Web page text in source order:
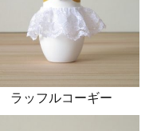
ラッフルコーギー